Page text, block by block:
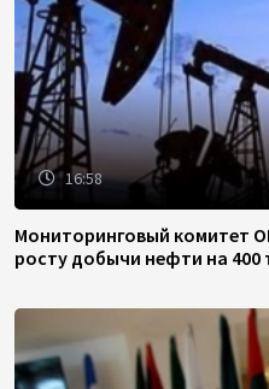
16:58
Мониторинговый комитет
росту добычи нефти на 400